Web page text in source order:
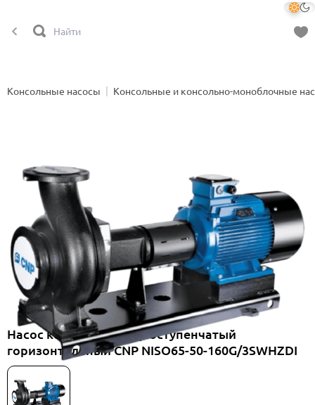
Консольные насосы Консольные и консольно-моноблочные
Насос консольный одноступенчатый
горизонтальный CNP NISO65-50-160G/3SWHZDI